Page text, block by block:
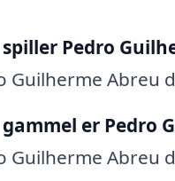
Pedro
Guilherme Abreu
er Pedro
Guilherme Abreu